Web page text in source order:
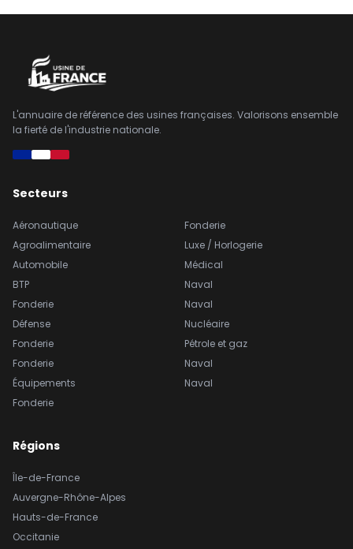
L'annuaire de référence des usines françaises. Valorisons ensemble
la fierté de l'industrie nationale.
Secteurs
Aéronautique
Agroalimentaire
Automobile
BTP
Fonderie
Défense
Fonderie
Fonderie
Équipements
Fonderie
Fonderie
Luxe / Horlogerie
Médical
Naval
Naval
Nucléaire
Pétrole et gaz
Naval
Naval
Régions
Île-de-France
Auvergne-Rhône-Alpes
Hauts-de-France
Occitanie